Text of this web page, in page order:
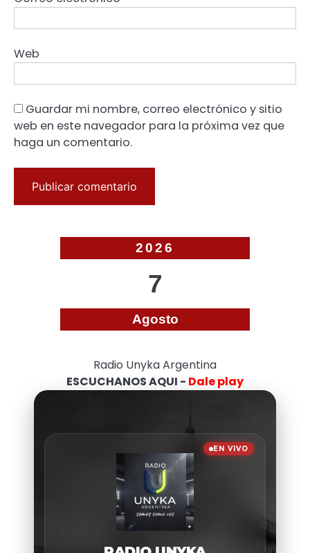
Web
Guardar mi nombre, correo electrónico y sitio
web en este navegador para la próxima vez que
haga un comentario.
2026
7
Agosto
Radio Unyka Argentina
ESCUCHANOS AQUI - Dale play